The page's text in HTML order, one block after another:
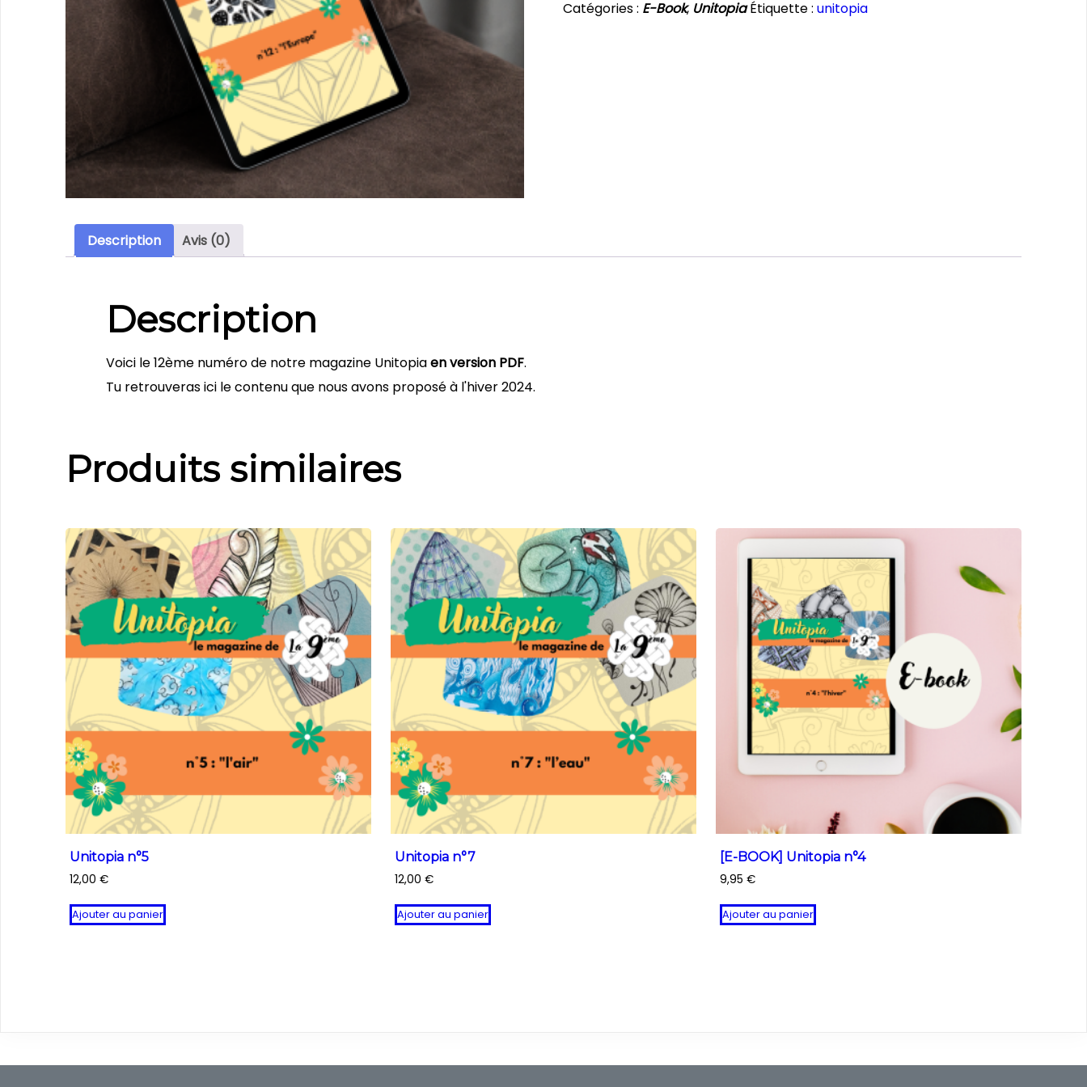
BOOK]
Catégories : E-Book, Unitopia Étiquette : unitopia
Description Avis (0)
Description
Voici le 12ème numéro de notre magazine Unitopiaen version PDF.
Tu retrouveras ici le contenu que nous avons proposé à l'hiver 2024.
Produits similaires
Unitopia n°5
12,00 €
Ajouter au panier
Unitopia n°7
12,00 €
Ajouter au panier
[E-BOOK] Unitopia n°4
9,95 €
Ajouter au panier